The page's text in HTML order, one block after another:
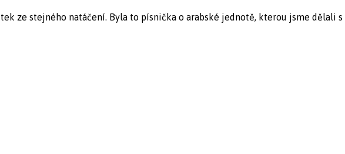
ze stejného natáčení. Byla to písnička o arabské jednotě, kterou jsme dělali s